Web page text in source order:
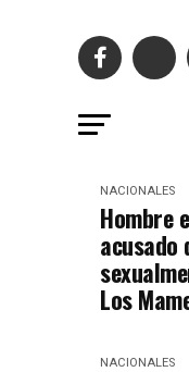
NACIONALES
Hombre
acusado
Los
NACIONALES